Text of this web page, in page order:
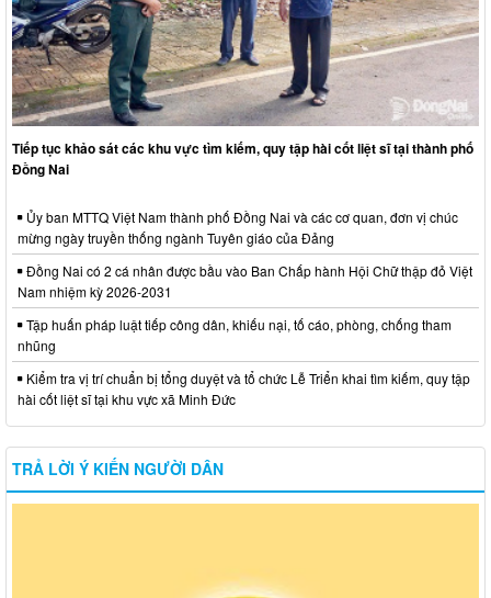
Tiếp tục khảo sát các khu vực tìm kiếm, quy tập hài cốt liệt sĩ tại thành phố
Đồng Nai
Ủy ban MTTQ Việt Nam thành phố Đồng Nai và các cơ quan, đơn vị chúc
mừng ngày truyền thống ngành Tuyên giáo của Đảng
Đồng Nai có 2 cá nhân được bầu vào Ban Chấp hành Hội Chữ thập đỏ Việt
Nam nhiệm kỳ 2026-2031
Tập huấn pháp luật tiếp công dân, khiếu nại, tố cáo, phòng, chống tham
nhũng
Kiểm tra vị trí chuẩn bị tổng duyệt và tổ chức Lễ Triển khai tìm kiếm, quy tập
hài cốt liệt sĩ tại khu vực xã Minh Đức
TRẢ LỜI Ý KIẾN NGƯỜI DÂN